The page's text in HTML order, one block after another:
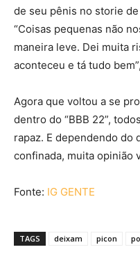
de seu pênis no storie
“Coisas pequenas não
maneira leve. Dei muita
aconteceu e tá tudo
Agora que voltou a se
dentro do “BBB 22”,
rapaz. E dependendo do
confinada, muita opinião
Fonte: IG GENTE
TAGS deixam picon